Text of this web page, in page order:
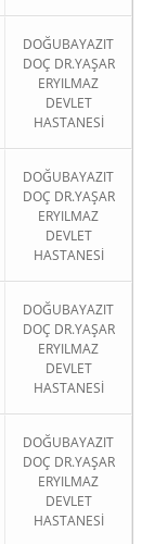
DOĞUBAYAZIT
DOÇ DR.YAŞAR
ERYILMAZ
DEVLET
HASTANESİ
DOĞUBAYAZIT
DOÇ DR.YAŞAR
ERYILMAZ
DEVLET
HASTANESİ
DOĞUBAYAZIT
DOÇ DR.YAŞAR
ERYILMAZ
DEVLET
HASTANESİ
DOĞUBAYAZIT
DOÇ DR.YAŞAR
ERYILMAZ
DEVLET
HASTANESİ